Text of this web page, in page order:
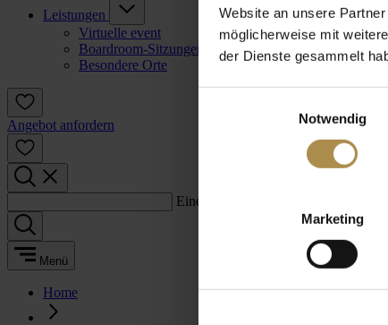
Website an unsere
möglicherweise mit
der Dienste gesammelt
Notwendig
Marketing
Leistungen
Virtuelle event
Boardroom-Sitzungen
Besondere Orte
Angebot anfordern
Einen Suchbegriff eingeben:
Menü
Home